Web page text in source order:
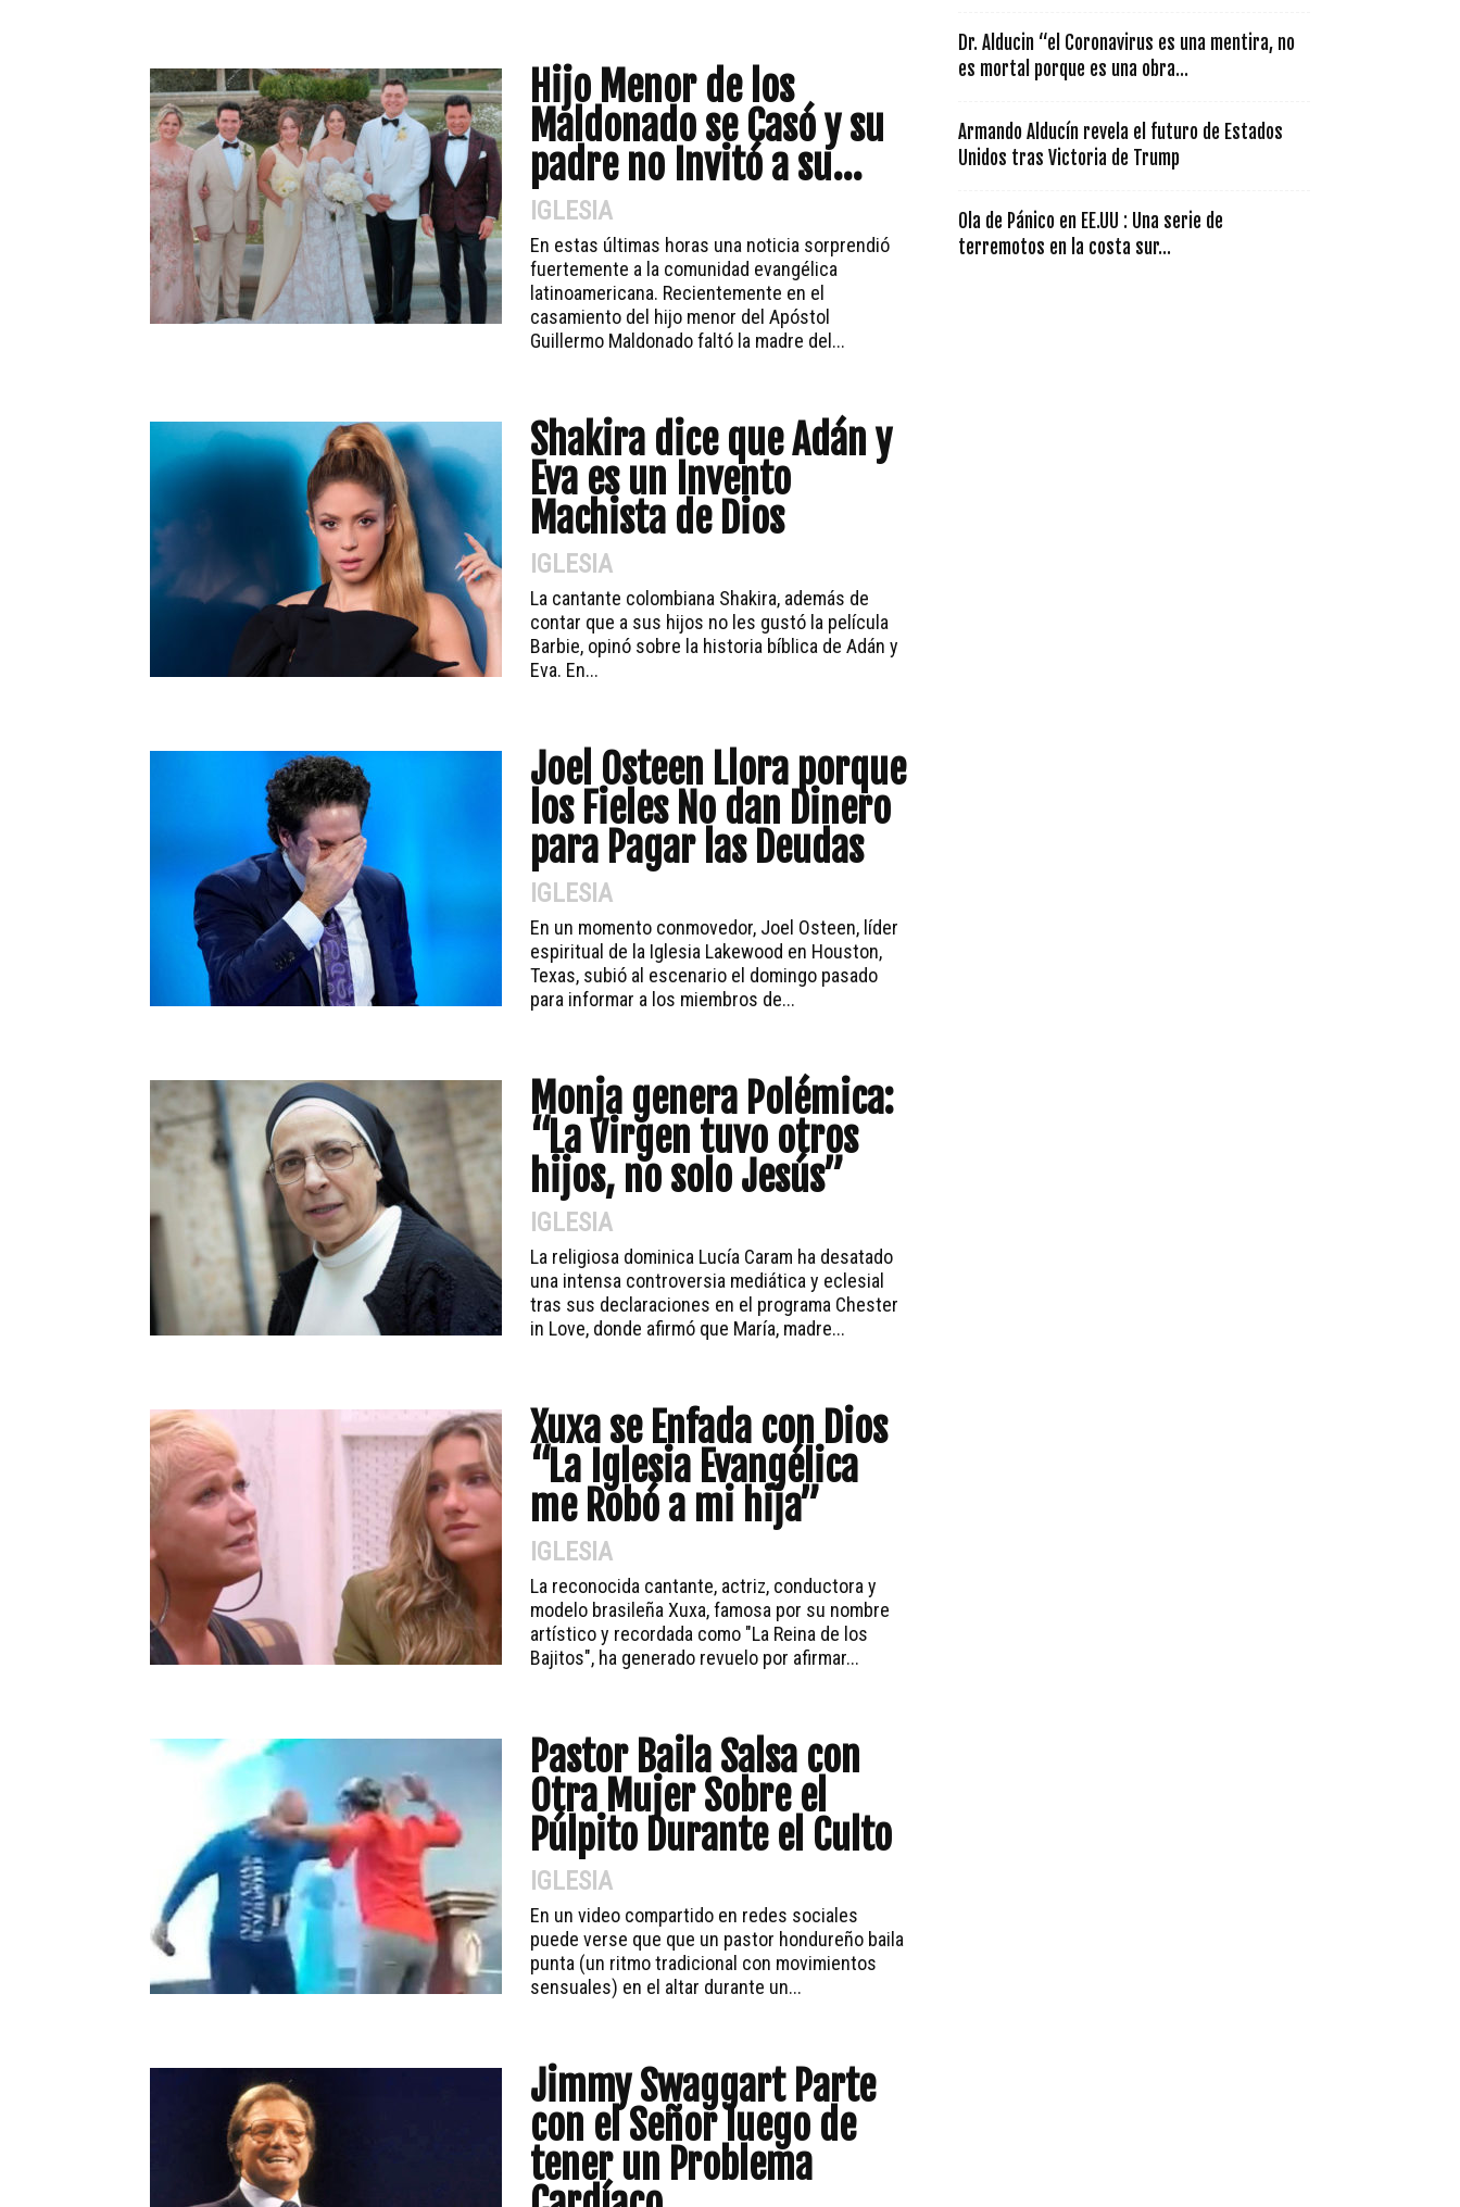
Hijo Menor de los
Maldonado se Casó y su
padre no Invitó a su...
IGLESIA
En estas últimas horas una noticia sorprendió
fuertemente a la comunidad evangélica
latinoamericana. Recientemente en el
casamiento del hijo menor del Apóstol
Guillermo Maldonado faltó la madre del...
Shakira dice que Adán y
Eva es un Invento
Machista de Dios
IGLESIA
La cantante colombiana Shakira, además de
contar que a sus hijos no les gustó la película
Barbie, opinó sobre la historia bíblica de Adán y
Eva. En...
Joel Osteen Llora porque
los Fieles No dan Dinero
para Pagar las Deudas
IGLESIA
En un momento conmovedor, Joel Osteen, líder
espiritual de la Iglesia Lakewood en Houston,
Texas, subió al escenario el domingo pasado
para informar a los miembros de...
Monja genera Polémica:
“La Virgen tuvo otros
hijos, no solo Jesús”
IGLESIA
La religiosa dominica Lucía Caram ha desatado
una intensa controversia mediática y eclesial
tras sus declaraciones en el programa Chester
in Love, donde afirmó que María, madre...
Xuxa se Enfada con Dios
“La Iglesia Evangélica
me Robó a mi hija”
IGLESIA
La reconocida cantante, actriz, conductora y
modelo brasileña Xuxa, famosa por su nombre
artístico y recordada como "La Reina de los
Bajitos", ha generado revuelo por afirmar...
Pastor Baila Salsa con
Otra Mujer Sobre el
Púlpito Durante el Culto
IGLESIA
En un video compartido en redes sociales
puede verse que que un pastor hondureño baila
punta (un ritmo tradicional con movimientos
sensuales) en el altar durante un...
Jimmy Swaggart Parte
con el Señor luego de
tener un Problema
Dr. Alducin “el Coronavirus es una mentira, no
es mortal porque es una obra...
Armando Alducín revela el futuro de Estados
Unidos tras Victoria de Trump
Ola de Pánico en EE.UU : Una serie de
terremotos en la costa sur...